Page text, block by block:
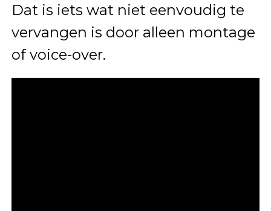
Dat is iets wat niet eenvoudig te
vervangen is door alleen montage
of voice-over.